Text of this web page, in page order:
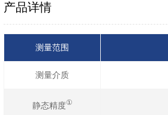
产品详情
测量范围
测量介质
静态精度①